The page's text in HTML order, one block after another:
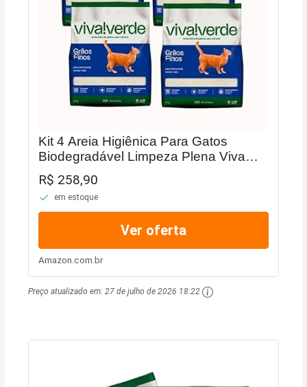
Kit 4 Areia Higiênica Para Gatos
Biodegradável Limpeza Plena Viva
Verde - 4kg
R$ 258,90
em estoque
Ver oferta
Amazon.com.br
Preço atualizado em:27 de julho de 2026 18:22